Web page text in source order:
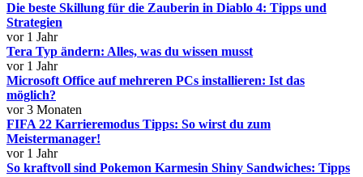
Die beste Skillung für die Zauberin in Diablo 4: Tipps und
Strategien
vor 1 Jahr
Tera Typ ändern: Alles, was du wissen musst
vor 1 Jahr
Microsoft Office auf mehreren PCs installieren: Ist das
möglich?
vor 3 Monaten
FIFA 22 Karrieremodus Tipps: So wirst du zum
Meistermanager!
vor 1 Jahr
So kraftvoll sind Pokemon Karmesin Shiny Sandwiches: Tipps